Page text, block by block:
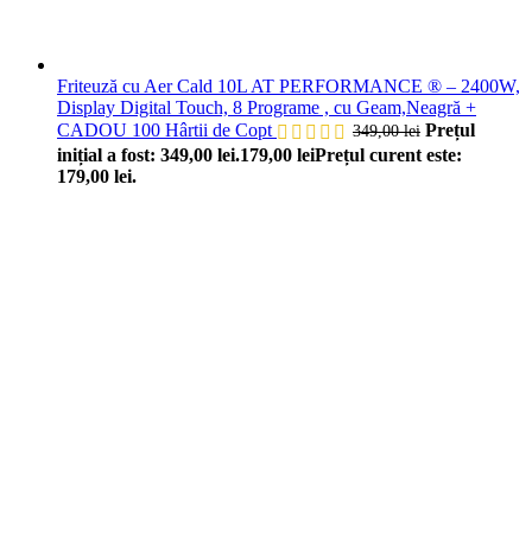
Friteuză cu Aer Cald 10L AT PERFORMANCE ® – 2400W,
Display Digital Touch, 8 Programe , cu Geam,Neagră +
CADOU 100 Hârtii de Copt
349,00lei Prețul
inițial a fost: 349,00 lei.179,00 leiPrețul curent este:
179,00 lei.